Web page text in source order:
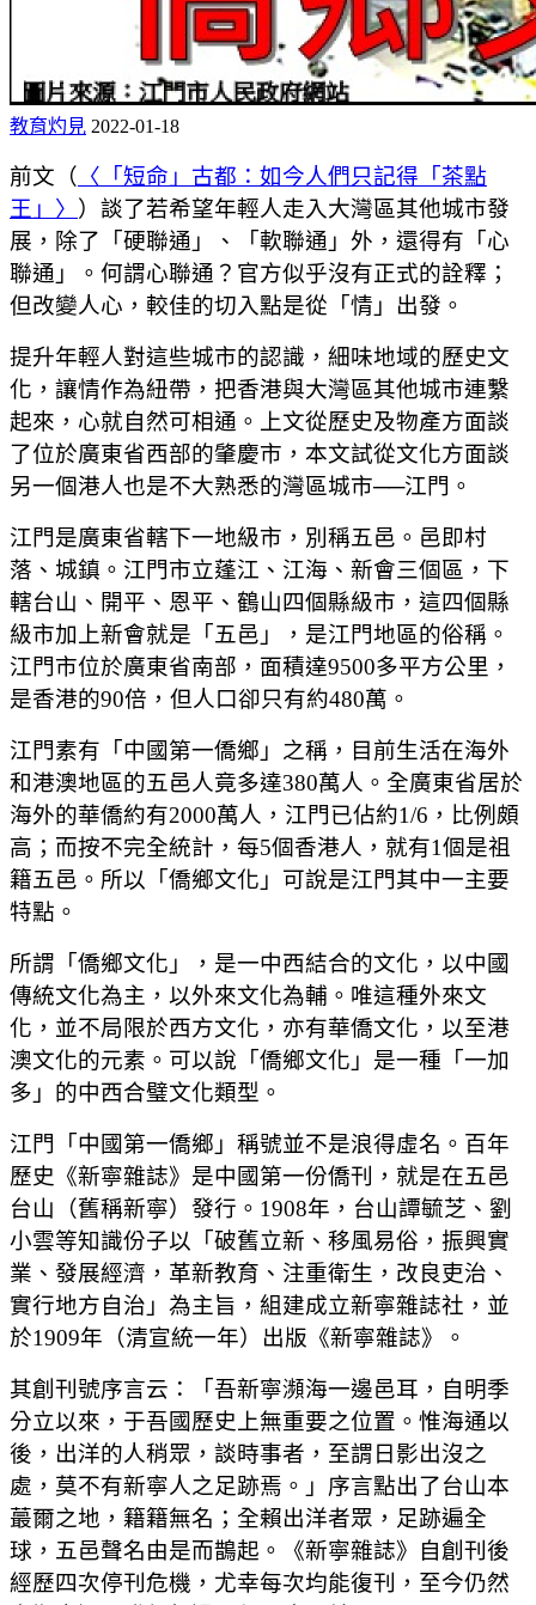
教育灼見 2022-01-18
前文（ 〈「短命」古都：如今人們只記得「茶點
王」〉 ）談了若希望年輕人走入大灣區其他城市發
展，除了「硬聯通」、「軟聯通」外，還得有「心
聯通」。何謂心聯通？官方似乎沒有正式的詮釋；
但改變人心，較佳的切入點是從「情」出發。
提升年輕人對這些城市的認識，細味地域的歷史文
化，讓情作為紐帶，把香港與大灣區其他城市連繫
起來，心就自然可相通。上文從歷史及物產方面談
了位於廣東省西部的肇慶市，本文試從文化方面談
另一個港人也是不大熟悉的灣區城市──江門。
江門是廣東省轄下一地級市，別稱五邑。邑即村
落、城鎮。江門市立蓬江、江海、新會三個區，下
轄台山、開平、恩平、鶴山四個縣級市，這四個縣
級市加上新會就是「五邑」，是江門地區的俗稱。
江門市位於廣東省南部，面積達9500多平方公里，
是香港的90倍，但人口卻只有約480萬。
江門素有「中國第一僑鄉」之稱，目前生活在海外
和港澳地區的五邑人竟多達380萬人。全廣東省居於
海外的華僑約有2000萬人，江門已佔約1/6，比例頗
高；而按不完全統計，每5個香港人，就有1個是祖
籍五邑。所以「僑鄉文化」可說是江門其中一主要
特點。
所謂「僑鄉文化」，是一中西結合的文化，以中國
傳統文化為主，以外來文化為輔。唯這種外來文
化，並不局限於西方文化，亦有華僑文化，以至港
澳文化的元素。可以說「僑鄉文化」是一種「一加
多」的中西合璧文化類型。
江門「中國第一僑鄉」稱號並不是浪得虛名。百年
歷史《新寧雜誌》是中國第一份僑刊，就是在五邑
台山（舊稱新寧）發行。1908年，台山譚毓芝、劉
小雲等知識份子以「破舊立新、移風易俗，振興實
業、發展經濟，革新教育、注重衛生，改良吏治、
實行地方自治」為主旨，組建成立新寧雜誌社，並
於1909年（清宣統一年）出版《新寧雜誌》。
其創刊號序言云：「吾新寧瀕海一邊邑耳，自明季
分立以來，于吾國歷史上無重要之位置。惟海通以
後，出洋的人稍眾，談時事者，至謂日影出沒之
處，莫不有新寧人之足跡焉。」序言點出了台山本
蕞爾之地，籍籍無名；全賴出洋者眾，足跡遍全
球，五邑聲名由是而鵲起。《新寧雜誌》自創刊後
經歷四次停刊危機，尤幸每次均能復刊，至今仍然